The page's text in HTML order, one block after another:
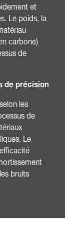
et
Le poids, la
carbone)
de
de précision
les
de
Le
bruits